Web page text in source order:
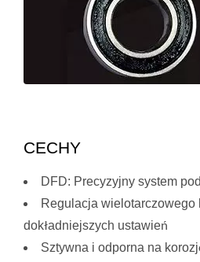
CECHY
DFD: Precyzyjny system
Regulacja wielotarczowego
dokładniejszych ustawień
Sztywna i odporna na